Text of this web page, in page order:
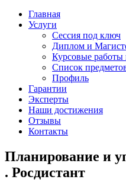
Главная
Услуги
Сессия под ключ
Диплом и
Курсовые работы
Список
Профиль
Гарантии
Эксперты
Наши достижения
Отзывы
Контакты
Планирование и
. Росдистант